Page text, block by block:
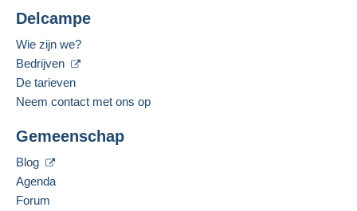
Delcampe
Wie zijn we?
Bedrijven
De tarieven
Neem contact met ons op
Gemeenschap
Blog
Agenda
Forum